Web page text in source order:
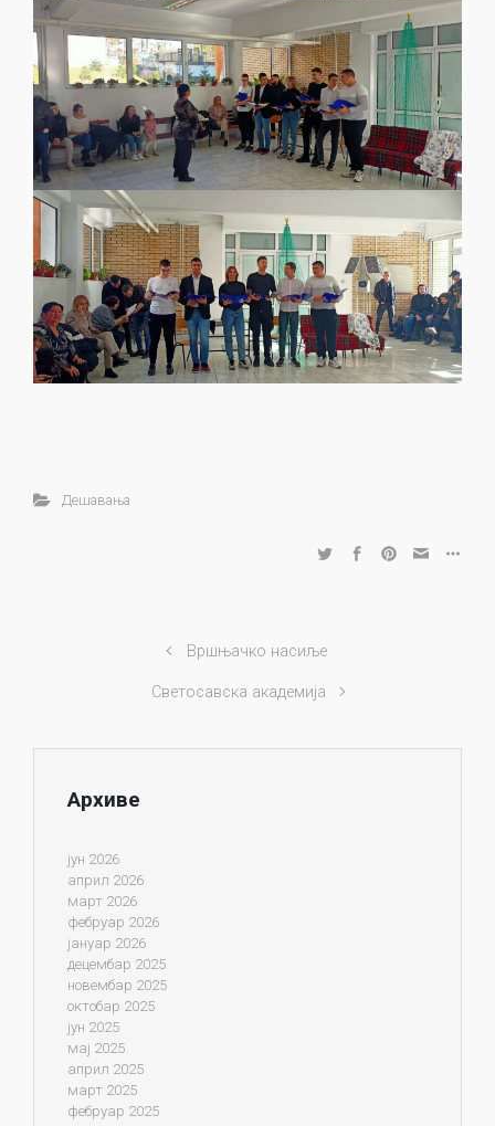
Дешавања
Вршњачко насиље
Светосавска академија
Архиве
јун 2026
април 2026
март 2026
фебруар 2026
јануар 2026
децембар 2025
новембар 2025
октобар 2025
јун 2025
мај 2025
април 2025
март 2025
фебруар 2025